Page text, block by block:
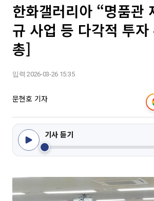
한화갤러리아 “명품관
규 사업 등 다각적 투
총]
입력 2026-03-26 15:35
문현호 기자
기사 듣기